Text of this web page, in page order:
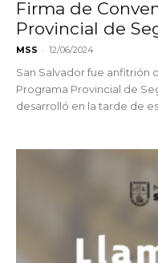
Firma de
Provincial de
MSS - 12/06/2024
San Salvador fue anfitrión
Programa Provincial de
desarrolló en la tarde de